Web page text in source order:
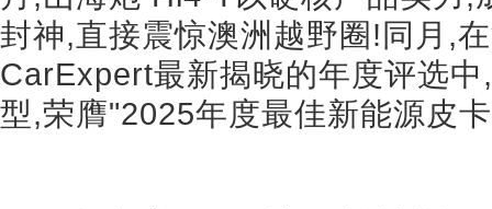
封神,直接震惊澳洲越野圈!同月,
CarExpert最新揭晓的年度评选
型,荣膺"2025年度最佳新能源皮